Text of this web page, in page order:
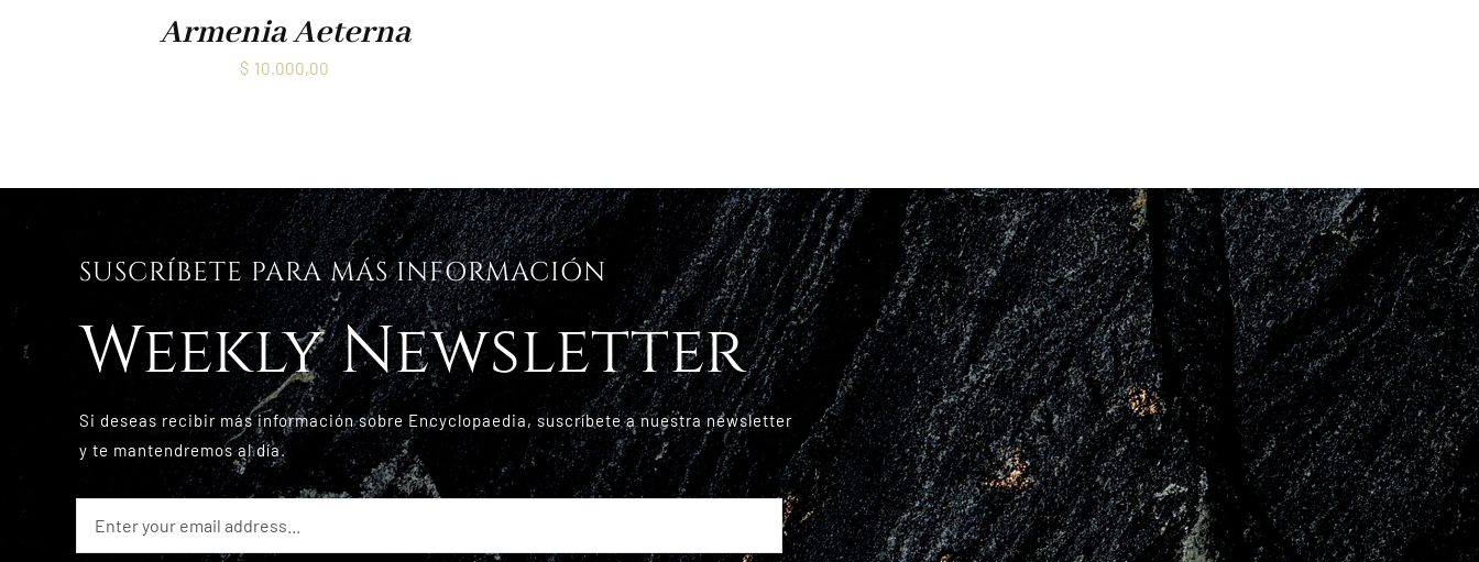
Armenia Aeterna
$ 10.000,00
SUSCRÍBETE PARA MÁS INFORMACIÓN
Weekly Newsletter
Si deseas recibir más información sobre Encyclopaedia, suscríbete a nuestra newsletter
y te mantendremos al día.